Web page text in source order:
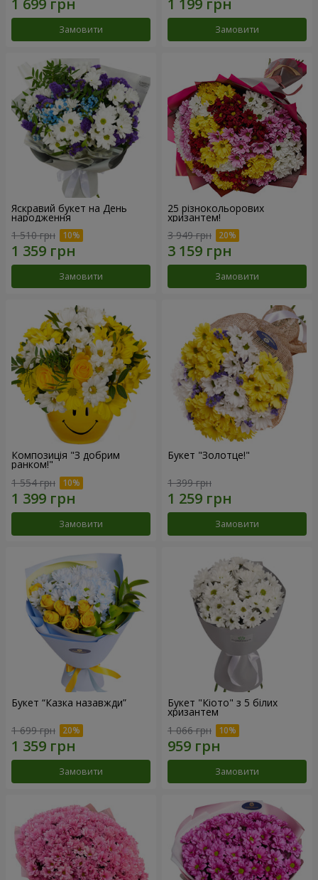
Замовити Замовити
Яскравий букет на День
народження
1 510 грн
Замовити
25 різнокольорових
хризантем!
3 949 грн
Замовити
Композиція "З добрим
ранком!"
1 554 грн
Замовити
Букет "Золотце!"
1 399 грн
Замовити
Букет “Казка назавжди”
1 699 грн
Замовити
Букет "Кіото" з 5 білих
хризантем
1 066 грн
Замовити